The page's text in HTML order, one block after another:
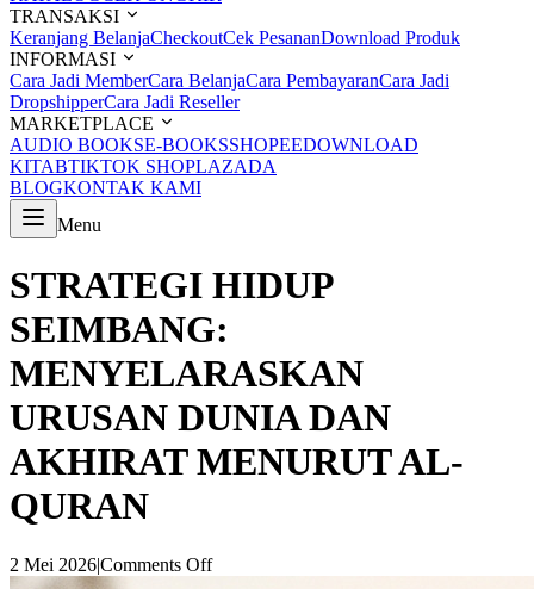
TRANSAKSI
Keranjang BelanjaCheckoutCek PesananDownload Produk
INFORMASI
Cara Jadi MemberCara BelanjaCara PembayaranCara Jadi
DropshipperCara Jadi Reseller
MARKETPLACE
AUDIO BOOKSE-BOOKSSHOPEEDOWNLOAD
KITABTIKTOK SHOPLAZADA
BLOGKONTAK KAMI
Menu
STRATEGI HIDUP
SEIMBANG:
MENYELARASKAN
URUSAN DUNIA DAN
AKHIRAT MENURUT AL-
QURAN
2 Mei 2026|Comments Off